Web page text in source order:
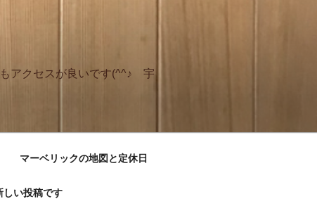
アクセスが良いです(^^♪ 宇
マーベリックの地図と定休日
い投稿です